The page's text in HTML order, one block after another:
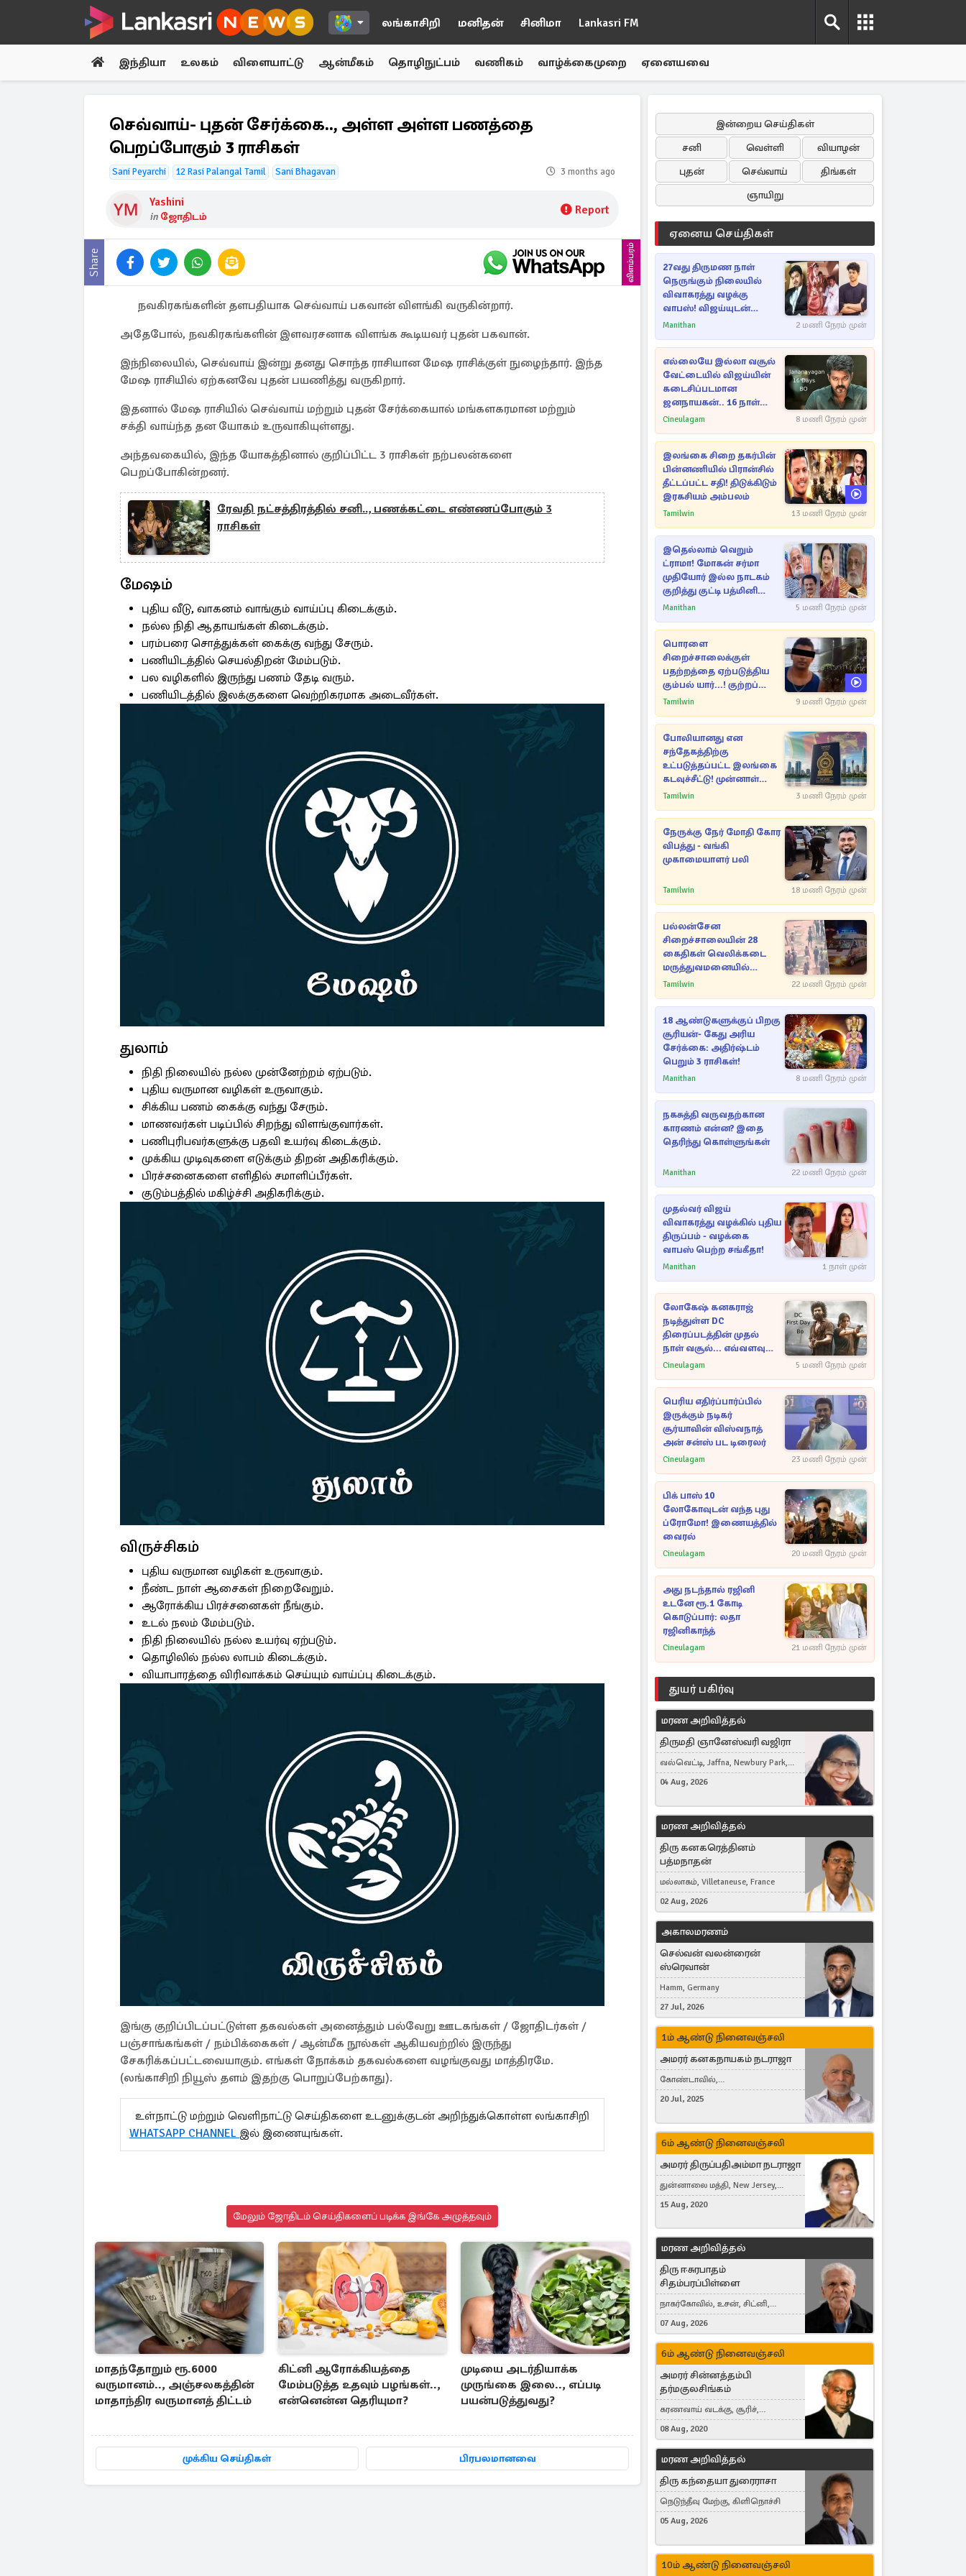
லங்காசிறி மனிதன் சினிமா Lankasri FM
இந்தியா உலகம் விளையாட்டு ஆன்மீகம் தொழிநுட்பம் வணிகம் வாழ்க்கைமுறை ஏனையவை
செவ்வாய்- புதன் சேர்க்கை.., அள்ள அள்ள பணத்தை
பெறப்போகும் 3 ராசிகள்
Sani Peyarchi 12 Rasi Palangal Tamil Sani Bhagavan 3 months ago
Yashini
in ஜோதிடம் Report
Share விளம்பரம்
நவகிரகங்களின் தளபதியாக செவ்வாய் பகவான் விளங்கி வருகின்றார்.
அதேபோல், நவகிரகங்களின் இளவரசனாக விளங்க கூடியவர் புதன் பகவான்.
இந்நிலையில், செவ்வாய் இன்று தனது சொந்த ராசியான மேஷ ராசிக்குள் நுழைந்தார். இந்த
மேஷ ராசியில் ஏற்கனவே புதன் பயணித்து வருகிறார்.
இதனால் மேஷ ராசியில் செவ்வாய் மற்றும் புதன் சேர்க்கையால் மங்களகரமான மற்றும்
சக்தி வாய்ந்த தன யோகம் உருவாகியுள்ளது.
அந்தவகையில், இந்த யோகத்தினால் குறிப்பிட்ட 3 ராசிகள் நற்பலன்களை
பெறப்போகின்றனர்.
ரேவதி நட்சத்திரத்தில் சனி.., பணக்கட்டை எண்ணப்போகும் 3
ராசிகள்
மேஷம்
புதிய வீடு, வாகனம் வாங்கும் வாய்ப்பு கிடைக்கும்.
நல்ல நிதி ஆதாயங்கள் கிடைக்கும்.
பரம்பரை சொத்துக்கள் கைக்கு வந்து சேரும்.
பணியிடத்தில் செயல்திறன் மேம்படும்.
பல வழிகளில் இருந்து பணம் தேடி வரும்.
பணியிடத்தில் இலக்குகளை வெற்றிகரமாக அடைவீர்கள்.
துலாம்
நிதி நிலையில் நல்ல முன்னேற்றம் ஏற்படும்.
புதிய வருமான வழிகள் உருவாகும்.
சிக்கிய பணம் கைக்கு வந்து சேரும்.
மாணவர்கள் படிப்பில் சிறந்து விளங்குவார்கள்.
பணிபுரிபவர்களுக்கு பதவி உயர்வு கிடைக்கும்.
முக்கிய முடிவுகளை எடுக்கும் திறன் அதிகரிக்கும்.
பிரச்சனைகளை எளிதில் சமாளிப்பீர்கள்.
குடும்பத்தில் மகிழ்ச்சி அதிகரிக்கும்.
விருச்சிகம்
புதிய வருமான வழிகள் உருவாகும்.
நீண்ட நாள் ஆசைகள் நிறைவேறும்.
ஆரோக்கிய பிரச்சனைகள் நீங்கும்.
உடல் நலம் மேம்படும்.
நிதி நிலையில் நல்ல உயர்வு ஏற்படும்.
தொழிலில் நல்ல லாபம் கிடைக்கும்.
வியாபாரத்தை விரிவாக்கம் செய்யும் வாய்ப்பு கிடைக்கும்.
இங்கு குறிப்பிடப்பட்டுள்ள தகவல்கள் அனைத்தும் பல்வேறு ஊடகங்கள் / ஜோதிடர்கள் /
பஞ்சாங்கங்கள் / நம்பிக்கைகள் / ஆன்மீக நூல்கள் ஆகியவற்றில் இருந்து
சேகரிக்கப்பட்டவையாகும். எங்கள் நோக்கம் தகவல்களை வழங்குவது மாத்திரமே.
(லங்காசிறி நியூஸ் தளம் இதற்கு பொறுப்பேற்காது).
உள்நாட்டு மற்றும் வெளிநாட்டு செய்திகளை உடனுக்குடன் அறிந்துக்கொள்ள லங்காசிறி
WHATSAPP CHANNEL இல் இணையுங்கள்.
மேலும் ஜோதிடம் செய்திகளைப் படிக்க இங்கே அழுத்தவும்
மாதந்தோறும் ரூ.6000
வருமானம்.., அஞ்சலகத்தின்
மாதாந்திர வருமானத் திட்டம்
கிட்னி ஆரோக்கியத்தை
மேம்படுத்த உதவும் பழங்கள்..,
என்னென்ன தெரியுமா?
முடியை அடர்தியாக்க
முருங்கை இலை.., எப்படி
பயன்படுத்துவது?
முக்கிய செய்திகள் பிரபலமானவை
இன்றைய செய்திகள்
சனி
வெள்ளி
வியாழன்
புதன்
செவ்வாய்
திங்கள்
ஞாயிறு
ஏனைய செய்திகள்
27வது திருமண நாள்
நெருங்கும் நிலையில்
விவாகரத்து வழக்கு
வாபஸ்! விஜய்யுடன்
மீண்டும் இணைவாரா?
Manithan 2 மணி நேரம் முன்
எல்லையே இல்லா வசூல்
வேட்டையில் விஜய்யின்
கடைசிப்படமான
ஜனநாயகன்.. 16 நாள்
பாக்ஸ் ஆபிஸ்
Cineulagam 8 மணி நேரம் முன்
இலங்கை சிறை தகர்பின்
பின்னணியில் பிரான்சில்
தீட்டப்பட்ட சதி! திடுக்கிடும்
இரகசியம் அம்பலம்
Tamilwin 13 மணி நேரம் முன்
இதெல்லாம் வெறும்
ட்ராமா! மோகன் சர்மா
முதியோர் இல்ல நாடகம்
குறித்து குட்டி பத்மினி
பரபரப்பு பேட்டி
Manithan 5 மணி நேரம் முன்
பொரளை
சிறைச்சாலைக்குள்
பதற்றத்தை ஏற்படுத்திய
கும்பல் யார்...! குற்றப்
பின்னணி தொடர்பில்
Tamilwin 9 மணி நேரம் முன்
போலியானது என
சந்தேகத்திற்கு
உட்படுத்தப்பட்ட இலங்கை
கடவுச்சீட்டு! முன்னாள்
எம்.பிக்கு
சிக்கல்
Tamilwin 3 மணி நேரம் முன்
நேருக்கு நேர் மோதி கோர
விபத்து - வங்கி
முகாமையாளர் பலி
Tamilwin 18 மணி நேரம் முன்
பல்லன்சேன
சிறைச்சாலையின் 28
கைதிகள் வெலிக்கடை
மருத்துவமனையில்
அனுமதி
Tamilwin 22 மணி நேரம் முன்
18 ஆண்டுகளுக்குப் பிறகு
சூரியன்- கேது அரிய
சேர்க்கை: அதிர்ஷ்டம்
பெறும் 3 ராசிகள்!
Manithan 8 மணி நேரம் முன்
நகசுத்தி வருவதற்கான
காரணம் என்ன? இதை
தெரிந்து கொள்ளுங்கள்
Manithan 22 மணி நேரம் முன்
முதல்வர் விஜய்
விவாகரத்து வழக்கில் புதிய
திருப்பம் - வழக்கை
வாபஸ் பெற்ற சங்கீதா!
Manithan 1 நாள் முன்
லோகேஷ் கனகராஜ்
நடித்துள்ள DC
திரைப்படத்தின் முதல்
நாள் வசூல்... எவ்வளவு
தெரியுமா?
Cineulagam 5 மணி நேரம் முன்
பெரிய எதிர்ப்பார்ப்பில்
இருக்கும் நடிகர்
சூர்யாவின் விஸ்வநாத்
அன் சன்ஸ் பட டிரைலர்
Cineulagam 23 மணி நேரம் முன்
பிக் பாஸ் 10
லோகோவுடன் வந்த புது
ப்ரோமோ! இணையத்தில்
வைரல்
Cineulagam 20 மணி நேரம் முன்
அது நடந்தால் ரஜினி
உடனே ரூ.1 கோடி
கொடுப்பார்: லதா
ரஜினிகாந்த்
Cineulagam 21 மணி நேரம் முன்
துயர் பகிர்வு
மரண அறிவித்தல்
திருமதி ஞானேஸ்வரி வஜிரா
வல்வெட்டி, Jaffna, Newbury Park,
United Kingdom
04 Aug, 2026
மரண அறிவித்தல்
திரு கனகரெத்தினம்
பத்மநாதன்
மல்லாகம், Villetaneuse, France
02 Aug, 2026
அகாலமரணம்
செல்வன் வலன்ரைன்
ஸ்ரெவான்
Hamm, Germany
27 Jul, 2026
1ம் ஆண்டு நினைவஞ்சலி
அமரர் கனகநாயகம் நடராஜா
கோண்டாவில்,
புன்னாலைக்கட்டுவன், சவுதி
Germany, Brampton, Canada
20 Jul, 2025
6ம் ஆண்டு நினைவஞ்சலி
அமரர் திருப்பதிஅம்மா நடராஜா
துன்னாலை மத்தி, New Jersey,
United States, Toronto, Canada
15 Aug, 2020
மரண அறிவித்தல்
திரு ஈசுரபாதம்
சிதம்பரப்பிள்ளை
நாகர்கோவில், உசன், சிட்னி,
Australia
07 Aug, 2026
6ம் ஆண்டு நினைவஞ்சலி
அமரர் சின்னத்தம்பி
தர்மகுலசிங்கம்
கரணவாய் வடக்கு, சூரிச்,
Switzerland
08 Aug, 2020
மரண அறிவித்தல்
திரு கந்தையா துரைராசா
நெடுந்தீவு மேற்கு, கிளிநொச்சி
05 Aug, 2026
10ம் ஆண்டு நினைவஞ்சலி